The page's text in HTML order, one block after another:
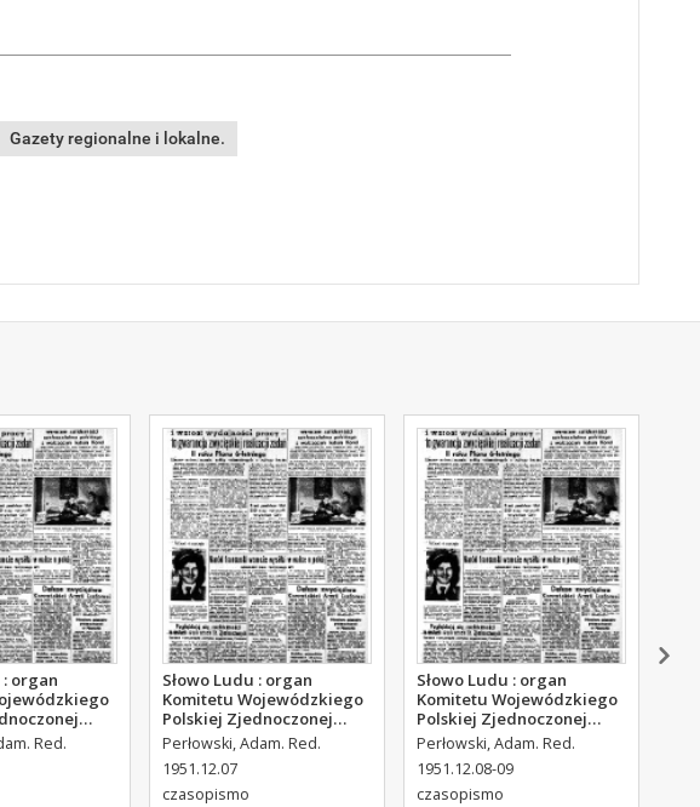
Gazety regionalne i lokalne.
: organ
1951,
Red.
Słowo Ludu : organ
Komitetu Wojewódzkiego
Polskiej Zjednoczonej
Partii Robotniczej, 1951,
R.3, nr 316
Perłowski, Adam. Red.
1951.12.07
czasopismo
Słowo Ludu : organ
Komitetu Wojewódzkiego
Polskiej Zjednoczonej
Partii Robotniczej, 1951,
R.3, nr 317
Perłowski, Adam. Red.
1951.12.08-09
czasopismo